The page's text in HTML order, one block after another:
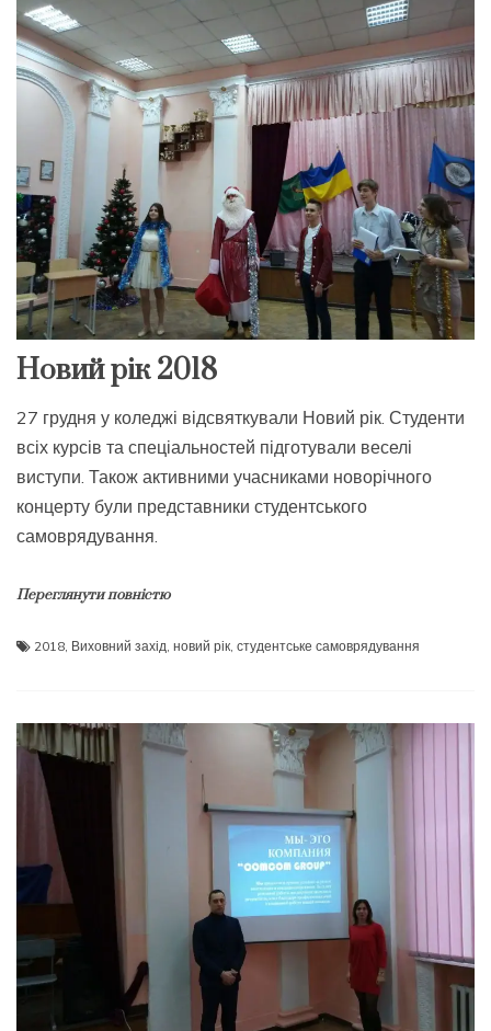
Новий рік 2018
27 грудня у коледжі відсвяткували Новий рік. Студенти
всіх курсів та спеціальностей підготували веселі
виступи. Також активними учасниками новорічного
концерту були представники студентського
самоврядування.
Переглянути повністю
2018 Виховний захід новий рік студентське самоврядування